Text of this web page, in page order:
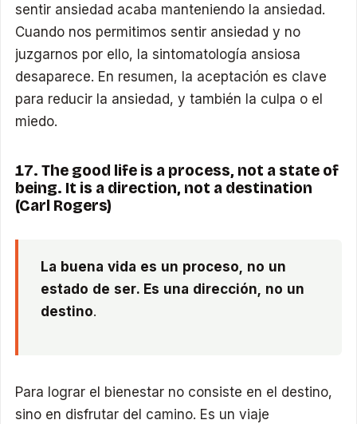
sentir ansiedad acaba manteniendo la ansiedad.
Cuando nos permitimos sentir ansiedad y no
juzgarnos por ello, la sintomatología ansiosa
desaparece. En resumen, la aceptación es clave
para reducir la ansiedad, y también la culpa o el
miedo.
17. The good life is a process, not a state of
being. It is a direction, not a destination
(Carl Rogers)
La buena vida es un proceso, no un
estado de ser. Es una dirección, no un
destino.
Para lograr el bienestar no consiste en el destino,
sino en disfrutar del camino. Es un viaje